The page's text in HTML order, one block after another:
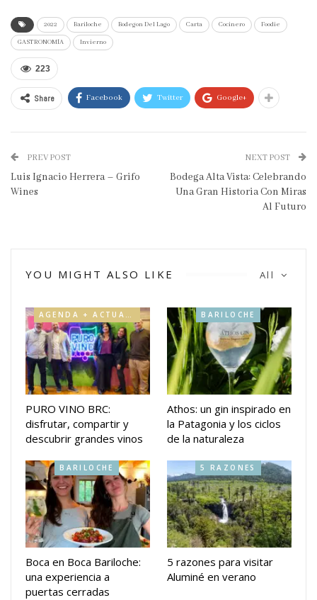
2022 Bariloche Bodegon Del Lago Carta Cocinero Foodie
GASTRONOMÍA Invierno
223
Share Facebook Twitter Google+
PREV POST
Luis Ignacio Herrera – Grifo
Wines
NEXT POST
Bodega Alta Vista: Celebrando
Una Gran Historia Con Miras
Al Futuro
All
YOU MIGHT ALSO LIKE
AGENDA + ACTUALIDAD
PURO VINO BRC:
disfrutar, compartir y
descubrir grandes vinos
BARILOCHE
Athos: un gin inspirado en
la Patagonia y los ciclos
de la naturaleza
BARILOCHE
Boca en Boca Bariloche:
una experiencia a
puertas cerradas
5 RAZONES
5 razones para visitar
Aluminé en verano